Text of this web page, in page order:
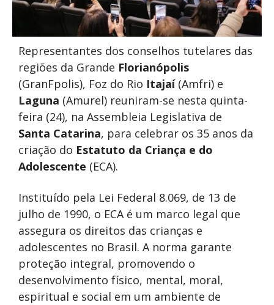
Representantes dos conselhos tutelares das
regiões da Grande Florianópolis
(GranFpolis), Foz do Rio Itajaí(Amfri) e
Laguna (Amurel) reuniram-se nesta quinta-
feira (24), na Assembleia Legislativa de
Santa Catarina, para celebrar os 35 anos da
criação do Estatuto da Criança e do
Adolescente (ECA).
Instituído pela Lei Federal 8.069, de 13 de
julho de 1990, o ECA é um marco legal que
assegura os direitos das crianças e
adolescentes no Brasil. A norma garante
proteção integral, promovendo o
desenvolvimento físico, mental, moral,
espiritual e social em um ambiente de